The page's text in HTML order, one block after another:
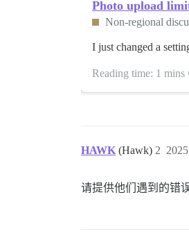
Photo upload
Non-regional
I just changed a
Reading time: 1 mins
HAWK (Hawk) 2
请提供他们遇到的错